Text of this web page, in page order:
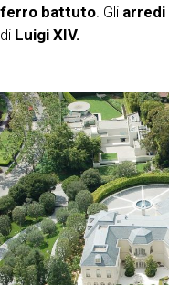
ferro battuto. Gli arredi
di Luigi XIV.